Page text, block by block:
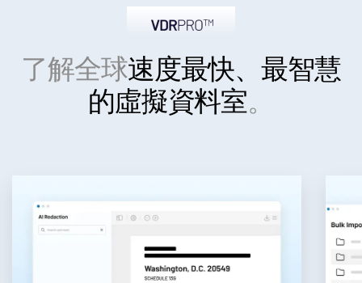
了解全球速度最快、最智慧
的虛擬資料室。